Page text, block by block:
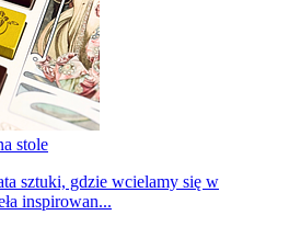
stole
sztuki, gdzie wcielamy się w
inspirowan...